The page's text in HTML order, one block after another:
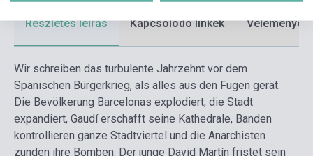
Részletes leírás Kapcsolódó linkek Vélemények
Wir schreiben das turbulente Jahrzehnt vor dem
Spanischen Bürgerkrieg, als alles aus den Fugen gerät.
Die Bevölkerung Barcelonas explodiert, die Stadt
expandiert, Gaudí erschafft seine Kathedrale, Banden
kontrollieren ganze Stadtviertel und die Anarchisten
zünden ihre Bomben. Der junge David Martín fristet sein